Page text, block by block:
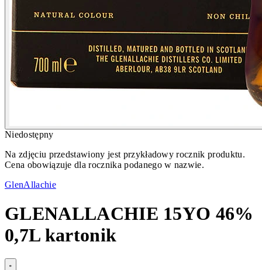
Niedostępny
Na zdjęciu przedstawiony jest przykładowy rocznik produktu.
Cena obowiązuje dla rocznika podanego w nazwie.
GlenAllachie
GLENALLACHIE 15YO 46%
0,7L kartonik